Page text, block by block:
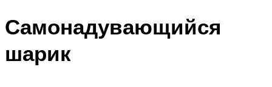
Самонадувающийся
шарик